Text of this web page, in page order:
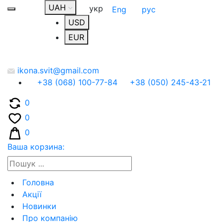
UAH
USD
EUR
укр Eng рус
ikona.svit@gmail.com
+38 (068) 100-77-84
+38 (050) 245-43-21
0
0
0
Ваша корзина:
Головна
Акції
Новинки
Про компанію